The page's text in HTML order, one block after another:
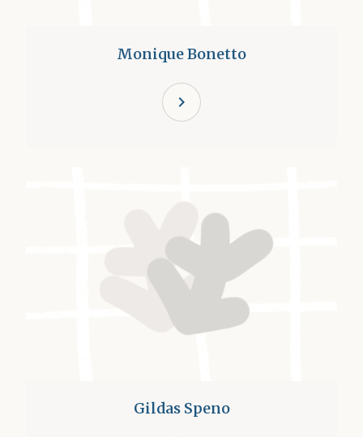
Monique Bonetto
chevron_right
Gildas Speno